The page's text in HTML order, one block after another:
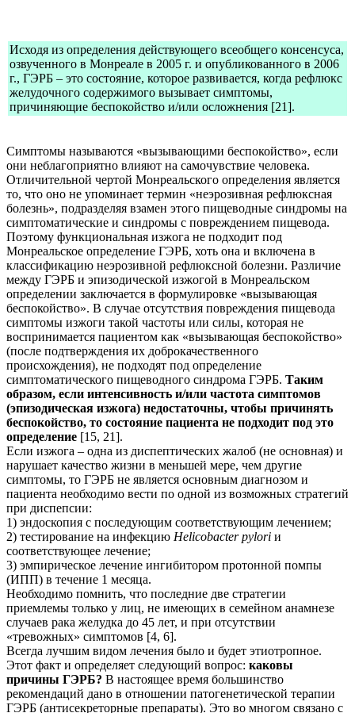
Исходя из определения действующего всеобщего консенсуса,
озвученного в Монреале в 2005 г. и опубликованного в 2006
г., ГЭРБ – это состояние, которое развивается, когда рефлюкс
желудочного содержимого вызывает симптомы,
причиняющие беспокойство и/или осложнения [21].
Симптомы называются «вызывающими беспокойство», если
они неблагоприятно влияют на самочувствие человека.
Отличительной чертой Монреальского определения является
то, что оно не упоминает термин «неэрозивная рефлюксная
болезнь», подразделяя взамен этого пищеводные синдромы на
симптоматические и синдромы с повреждением пищевода.
Поэтому функциональная изжога не подходит под
Монреальское определение ГЭРБ, хоть она и включена в
классификацию неэрозивной рефлюксной болезни. Различие
между ГЭРБ и эпизодической изжогой в Монреальском
определении заключается в формулировке «вызывающая
беспокойство». В случае отсутствия повреждения пищевода
симптомы изжоги такой частоты или силы, которая не
воспринимается пациентом как «вызывающая беспокойство»
(после подтверждения их доброкачественного
происхождения), не подходят под определение
симптоматического пищеводного синдрома ГЭРБ. Таким
образом, если интенсивность и/или частота симптомов
(эпизодическая изжога) недостаточны, чтобы причинять
беспокойство, то состояние пациента не подходит под это
определение [15, 21].
Если изжога – одна из диспептических жалоб (не основная) и
нарушает качество жизни в меньшей мере, чем другие
симптомы, то ГЭРБ не является основным диагнозом и
пациента необходимо вести по одной из возможных стратегий
при диспепсии:
1) эндоскопия с последующим соответствующим лечением;
2) тестирование на инфекцию Helicobacter pylori и
соответствующее лечение;
3) эмпирическое лечение ингибитором протонной помпы
(ИПП) в течение 1 месяца.
Необходимо помнить, что последние две стратегии
приемлемы только у лиц, не имеющих в семейном анамнезе
случаев рака желудка до 45 лет, и при отсутствии
«тревожных» симптомов [4, 6].
Всегда лучшим видом лечения было и будет этиотропное.
Этот факт и определяет следующий вопрос: каковы
причины ГЭРБ? В настоящее время большинство
рекомендаций дано в отношении патогенетической терапии
ГЭРБ (антисекреторные препараты). Это во многом связано с